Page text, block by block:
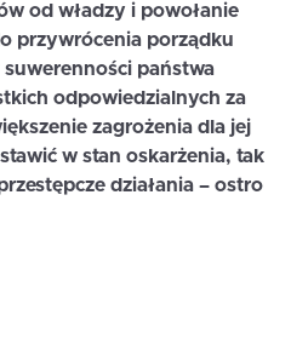
od władzy i powołanie
przywrócenia porządku
państwa
odpowiedzialnych za
zagrożenia dla jej
w stan oskarżenia, tak
działania – ostro